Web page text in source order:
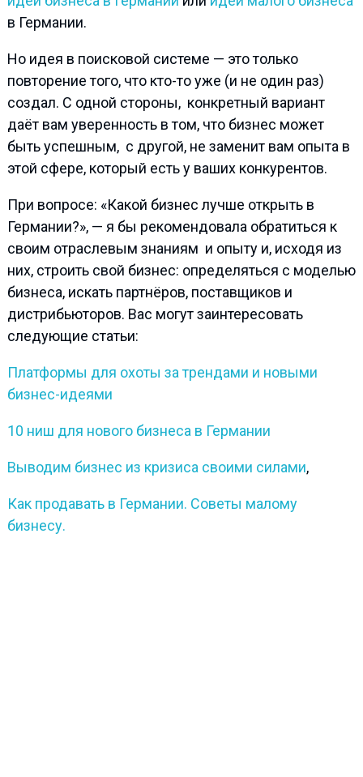
в Германии.
Но идея в поисковой системе — это только
повторение того, что кто-то уже (и не один раз)
создал. С одной стороны, конкретный вариант
даёт вам уверенность в том, что бизнес может
быть успешным, с другой, не заменит вам опыта в
этой сфере, который есть у ваших конкурентов.
При вопросе: «Какой бизнес лучше открыть в
Германии?», — я бы рекомендовала обратиться к
своим отраслевым знаниям и опыту и, исходя из
них, строить свой бизнес: определяться с моделью
бизнеса, искать партнёров, поставщиков и
дистрибьюторов. Вас могут заинтересовать
следующие статьи:
Платформы для охоты за трендами и новыми
бизнес-идеями
10 ниш для нового бизнеса в Германии
Выводим бизнес из кризиса своими силами,
Как продавать в Германии. Советы малому
бизнесу.